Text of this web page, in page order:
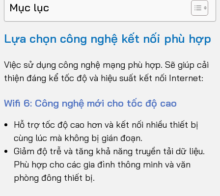
Mục lục
Lựa chọn công nghệ kết nối phù hợp
Việc sử dụng công nghệ mạng phù hợp. Sẽ giúp cải
thiện đáng kể tốc độ và hiệu suất kết nối Internet:
Wifi 6: Công nghệ mới cho tốc độ cao
Hỗ trợ tốc độ cao hơn và kết nối nhiều thiết bị
cùng lúc mà không bị gián đoạn.
Giảm độ trễ và tăng khả năng truyền tải dữ liệu.
Phù hợp cho các gia đình thông minh và văn
phòng đông thiết bị.